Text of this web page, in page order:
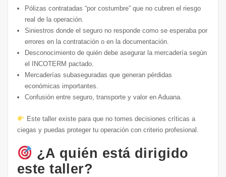
Pólizas contratadas “por costumbre” que no cubren el riesgo
real de la operación.
Siniestros donde el seguro no responde como se esperaba por
errores en la contratación o en la documentación.
Desconocimiento de quién debe asegurar la mercadería según
el INCOTERM pactado.
Mercaderías subaseguradas que generan pérdidas
económicas importantes.
Confusión entre seguro, transporte y valor en Aduana.
Este taller existe para que no tomes decisiones críticas a
ciegas y puedas proteger tu operación con criterio profesional.
¿A quién está dirigido
este taller?